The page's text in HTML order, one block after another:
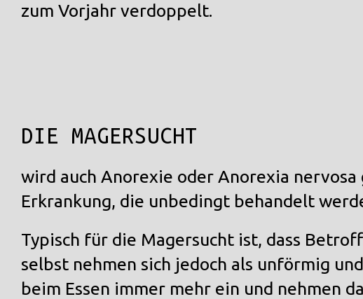
zum Vorjahr verdoppelt.
DIE MAGERSUCHT
wird auch Anorexie oder Anorexia nervosa
Erkrankung, die unbedingt behandelt
Typisch für die Magersucht ist, dass
selbst nehmen sich jedoch als unförmig
beim Essen immer mehr ein und nehmen